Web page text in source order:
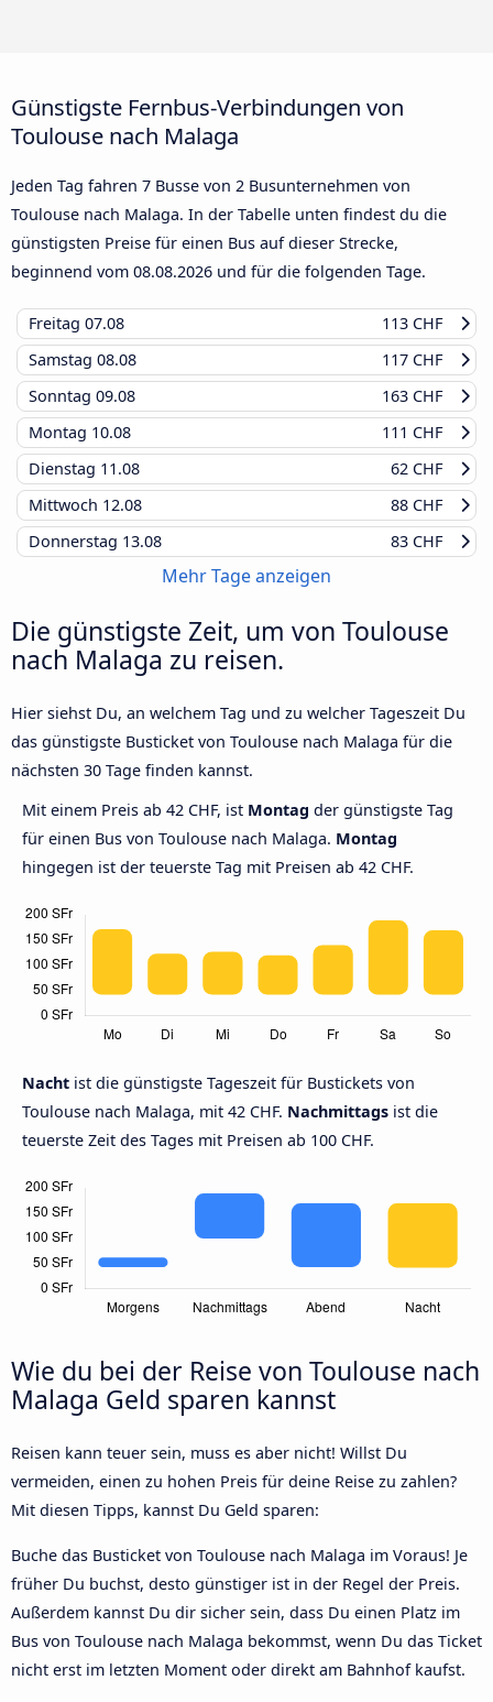
Günstigste Fernbus-Verbindungen von
Toulouse nach Malaga
Jeden Tag fahren 7 Busse von 2 Busunternehmen von
Toulouse nach Malaga. In der Tabelle unten findest du die
günstigsten Preise für einen Bus auf dieser Strecke,
beginnend vom 08.08.2026 und für die folgenden Tage.
Freitag 07.08
113 CHF
Samstag 08.08
117 CHF
Sonntag 09.08
163 CHF
Montag 10.08
111 CHF
Dienstag 11.08
62 CHF
Mittwoch 12.08
88 CHF
Donnerstag 13.08 83 CHF
Mehr Tage anzeigen
Die günstigste Zeit, um von Toulouse
nach Malaga zu reisen.
Hier siehst Du, an welchem Tag und zu welcher Tageszeit Du
das günstigste Busticket von Toulouse nach Malaga für die
nächsten 30 Tage finden kannst.
Mit einem Preis ab 42 CHF, ist Montag der günstigste Tag
für einen Bus von Toulouse nach Malaga. Montag
hingegen ist der teuerste Tag mit Preisen ab 42 CHF.
Nacht ist die günstigste Tageszeit für Bustickets von
Toulouse nach Malaga, mit 42 CHF. Nachmittags ist die
teuerste Zeit des Tages mit Preisen ab 100 CHF.
Wie du bei der Reise von Toulouse nach
Malaga Geld sparen kannst
Reisen kann teuer sein, muss es aber nicht! Willst Du
vermeiden, einen zu hohen Preis für deine Reise zu zahlen?
Mit diesen Tipps, kannst Du Geld sparen:
Buche das Busticket von Toulouse nach Malaga im Voraus! Je
früher Du buchst, desto günstiger ist in der Regel der Preis.
Außerdem kannst Du dir sicher sein, dass Du einen Platz im
Bus von Toulouse nach Malaga bekommst, wenn Du das Ticket
nicht erst im letzten Moment oder direkt am Bahnhof kaufst.